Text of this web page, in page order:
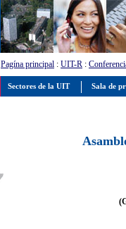
Pagína principal : UIT-R :
Sectores de la UIT Sala de